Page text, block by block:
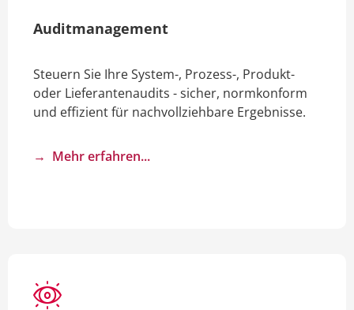
Audit­management­
Steuern Sie Ihre System-, Prozess-, Produkt-
oder Lieferantenaudits - sicher, normkonform
und effizient für nachvollziehbare Ergebnisse.
→ Mehr erfahren...